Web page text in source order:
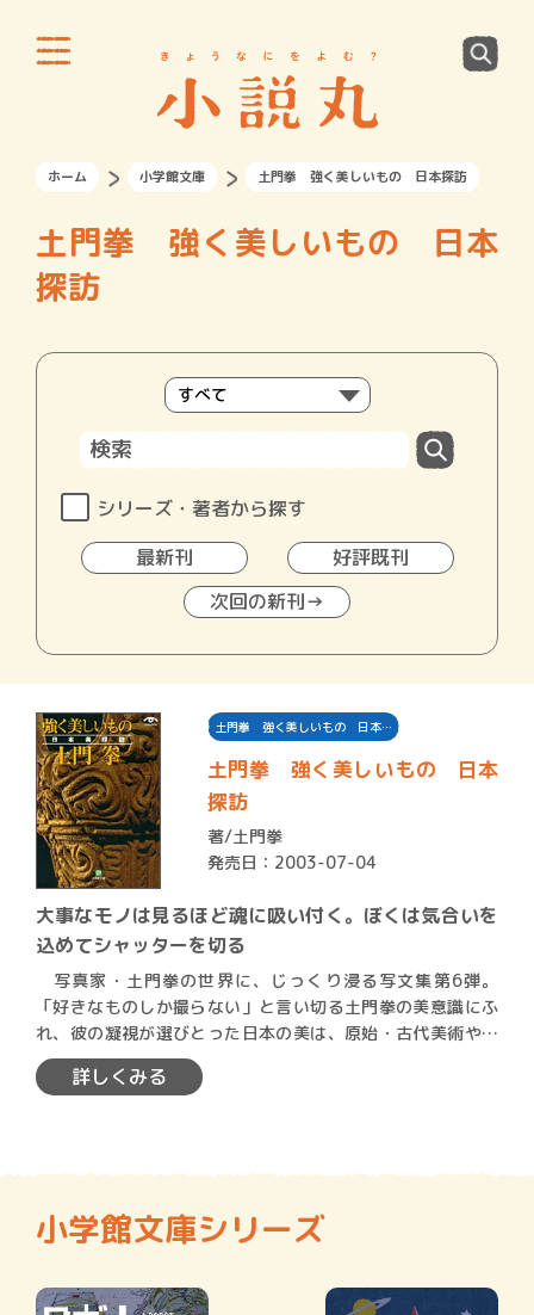
ホーム 小学館文庫 土門拳 強く美しいもの 日本探訪
土門拳 強く美しいもの 日本
探訪
シリーズ・著者から探す
最新刊
好評既刊
次回の新刊→
土門拳 強く美しいもの 日本…
土門拳 強く美しいもの 日本
探訪
著/土門拳
発売日：2003-07-04
大事なモノは見るほど魂に吸い付く。ぼくは気合いを
込めてシャッターを切る
写真家・土門拳の世界に、じっくり浸る写文集第6弾。
「好きなものしか撮らない」と言い切る土門拳の美意識にふ
れ、彼の凝視が選びとった日本の美は、原始・古代美術や建
築・…
詳しくみる
小学館文庫シリーズ